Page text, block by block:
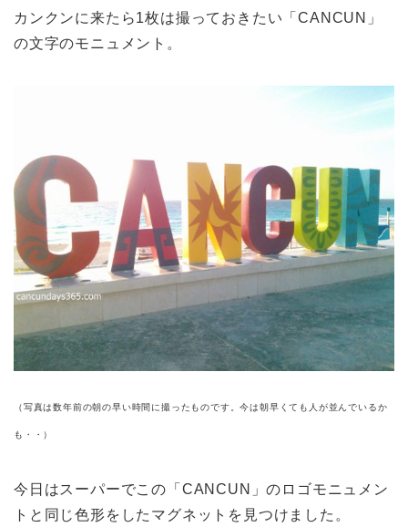
カンクンに来たら1枚は撮っておきたい「CANCUN」
の文字のモニュメント。
（写真は数年前の朝の早い時間に撮ったものです。今は朝早くても人が並んでいるか
も・・）
今日はスーパーでこの「CANCUN」のロゴモニュメン
トと同じ色形をしたマグネットを見つけました。